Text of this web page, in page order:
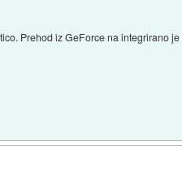
Prehod iz GeForce na integrirano je